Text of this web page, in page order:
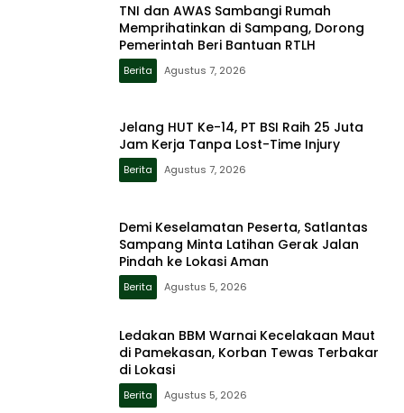
TNI dan AWAS Sambangi Rumah
Memprihatinkan di Sampang, Dorong
Pemerintah Beri Bantuan RTLH
Berita Agustus 7, 2026
Jelang HUT Ke-14, PT BSI Raih 25 Juta
Jam Kerja Tanpa Lost-Time Injury
Berita Agustus 7, 2026
Demi Keselamatan Peserta, Satlantas
Sampang Minta Latihan Gerak Jalan
Pindah ke Lokasi Aman
Berita Agustus 5, 2026
Ledakan BBM Warnai Kecelakaan Maut
di Pamekasan, Korban Tewas Terbakar
di Lokasi
Berita Agustus 5, 2026